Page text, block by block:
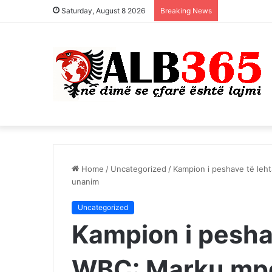
Saturday, August 8 2026 Breaking News
Home / Uncategorized / Kampion i peshave të
unanim
Uncategorized
Kampion i